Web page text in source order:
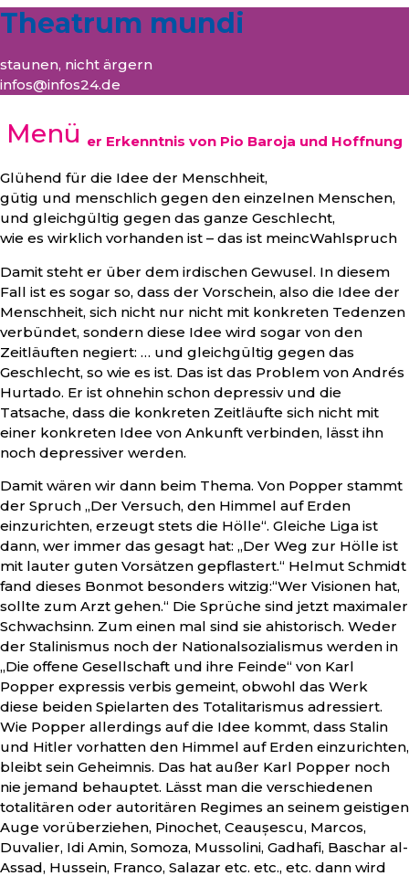
Theatrum mundi
staunen, nicht ärgern
infos@infos24.de
Menü
Der Baum der Erkenntnis von Pio Baroja und Hoffnung
Glühend für die Idee der Menschheit,
gütig und menschlich gegen den einzelnen Menschen,
und gleichgültig gegen das ganze Geschlecht,
wie es wirklich vorhanden ist – das ist meincWahlspruch
Damit steht er über dem irdischen Gewusel. In diesem
Fall ist es sogar so, dass der Vorschein, also die Idee der
Menschheit, sich nicht nur nicht mit konkreten Tedenzen
verbündet, sondern diese Idee wird sogar von den
Zeitläuften negiert: … und gleichgültig gegen das
Geschlecht, so wie es ist. Das ist das Problem von Andrés
Hurtado. Er ist ohnehin schon depressiv und die
Tatsache, dass die konkreten Zeitläufte sich nicht mit
einer konkreten Idee von Ankunft verbinden, lässt ihn
noch depressiver werden.
Damit wären wir dann beim Thema. Von Popper stammt
der Spruch „Der Versuch, den Himmel auf Erden
einzurichten, erzeugt stets die Hölle“. Gleiche Liga ist
dann, wer immer das gesagt hat: „Der Weg zur Hölle ist
mit lauter guten Vorsätzen gepflastert.“ Helmut Schmidt
fand dieses Bonmot besonders witzig:“Wer Visionen hat,
sollte zum Arzt gehen.“ Die Sprüche sind jetzt maximaler
Schwachsinn. Zum einen mal sind sie ahistorisch. Weder
der Stalinismus noch der Nationalsozialismus werden in
„Die offene Gesellschaft und ihre Feinde“ von Karl
Popper expressis verbis gemeint, obwohl das Werk
diese beiden Spielarten des Totalitarismus adressiert.
Wie Popper allerdings auf die Idee kommt, dass Stalin
und Hitler vorhatten den Himmel auf Erden einzurichten,
bleibt sein Geheimnis. Das hat außer Karl Popper noch
nie jemand behauptet. Lässt man die verschiedenen
totalitären oder autoritären Regimes an seinem geistigen
Auge vorüberziehen, Pinochet, Ceaușescu, Marcos,
Duvalier, Idi Amin, Somoza, Mussolini, Gadhafi, Baschar al-
Assad, Hussein, Franco, Salazar etc. etc., etc. dann wird